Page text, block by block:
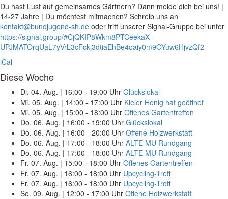
Du hast Lust auf gemeinsames Gärtnern? Dann melde dich bei uns! |
14-27 Jahre | Du möchtest mitmachen? Schreib uns an
kontakt@bundjugend-sh.de oder tritt unserer Signal-Gruppe bei unter
https://signal.group/#CjQKIP8Wkm8PTCeekaX-
UPJMATOrqUaL7yVrL3cFckj3dtiaEhBe4oaiy0m9OYuw6HjvzQf2
iCal
Diese Woche
Di. 04. Aug. | 16:00 - 19:00 Uhr Glückslokal
Mi. 05. Aug. | 14:00 - 17:00 Uhr Kieler Honig hat geöffnet
Mi. 05. Aug. | 15:00 - 18:00 Uhr Offenes Gartentreffen
Do. 06. Aug. | 16:00 - 19:00 Uhr Glückslokal
Do. 06. Aug. | 16:00 - 20:00 Uhr Offene Holzwerkstatt
Do. 06. Aug. | 17:00 - 18:00 Uhr ALTE MU Rundgang
Do. 06. Aug. | 17:00 - 18:00 Uhr ALTE MU Rundgang
Fr. 07. Aug. | 15:00 - 18:00 Uhr Offenes Gartentreffen
Fr. 07. Aug. | 16:00 - 18:00 Uhr Upcycling-Treff
Fr. 07. Aug. | 16:00 - 18:00 Uhr Upcycling-Treff
So. 09. Aug. | 12:00 - 17:00 Uhr Offene Holzwerkstatt